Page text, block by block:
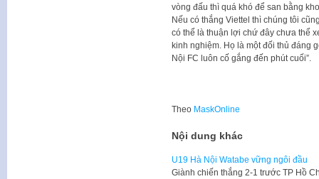
vòng đấu thì quá khó để san bằng
Nếu có thắng Viettel thì chúng tôi
có thể là thuận lợi chứ đây chưa thể
kinh nghiệm. Họ là một đối thủ đáng
Nội FC luôn cố gắng đến phút cuối”.
Theo MaskOnline
Nội dung khác
U19 Hà Nội Watabe vững ngôi đầu
Giành chiến thắng 2-1 trước TP Hồ